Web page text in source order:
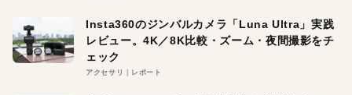
Insta360のジンバルカメラ「Luna Ultra」実践
レビュー。4K／8K比較・ズーム・夜間撮影をチ
ェック
アクセサリ レポート